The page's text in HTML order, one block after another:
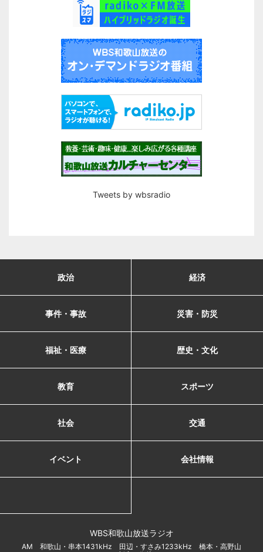
Tweets by wbsradio
政治 経済
事件・事故 災害・防災
福祉・医療 歴史・文化
教育 スポーツ
社会 交通
イベント 会社情報
WBS和歌山放送ラジオ
AM 和歌山・串本1431kHz 田辺・すさみ1233kHz 橋本・高野山